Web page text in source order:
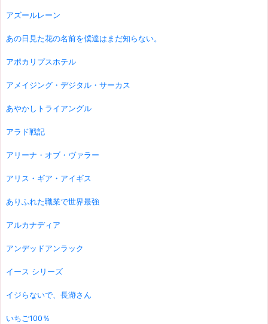
アズールレーン
あの日見た花の名前を僕達はまだ知らない。
アポカリプスホテル
アメイジング・デジタル・サーカス
あやかしトライアングル
アラド戦記
アリーナ・オブ・ヴァラー
アリス・ギア・アイギス
ありふれた職業で世界最強
アルカナディア
アンデッドアンラック
イース シリーズ
イジらないで、長瀞さん
いちご100％